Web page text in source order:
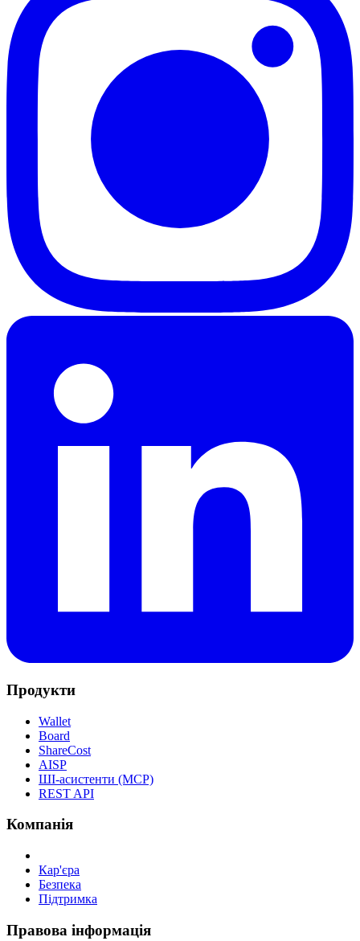
Продукти
Wallet
Board
ShareCost
AISP
ШІ-асистенти (MCP)
REST API
Компанія
Кар'єра
Безпека
Підтримка
Правова інформація